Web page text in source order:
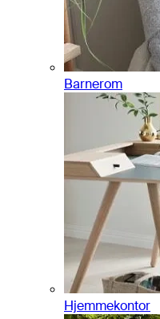
Barnerom
Hjemmekontor